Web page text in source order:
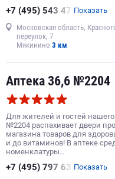
+7 (495) 543 47 Показать
Московская область,
переулок, 7
Мякинино 3 км
Аптека 36,6 №2204
Для жителей и гостей
№2204 распахивает двери
магазина товаров для
и до витаминов! В аптеке
номенклатуры…
+7 (495) 797 63 Показать